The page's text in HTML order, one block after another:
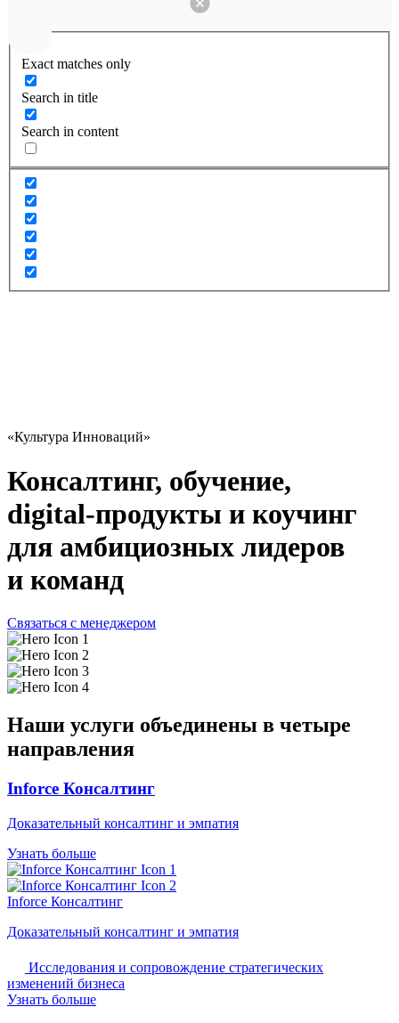
Exact matches only
Search in title
Search in content
«Культура Инноваций»
Консалтинг, обучение,
digital‑продукты и коучинг
для амбициозных лидеров
и команд
Связаться с менеджером
Наши услуги объединены в четыре
направления
Inforce Консалтинг
Доказательный консалтинг и эмпатия
Узнать больше
Inforce Консалтинг
Доказательный консалтинг и эмпатия
Исследования и сопровождение стратегических
изменений бизнеса
Узнать больше